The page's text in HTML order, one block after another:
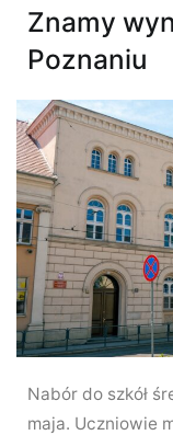
Znamy
Poznaniu
Nabór do szkół
maja. Uczniowie